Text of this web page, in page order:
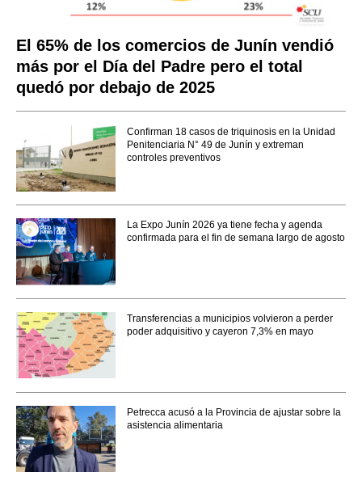
El 65% de los comercios de Junín vendió
más por el Día del Padre pero el total
quedó por debajo de 2025
Confirman 18 casos de triquinosis en la Unidad
Penitenciaria N° 49 de Junín y extreman
controles preventivos
La Expo Junín 2026 ya tiene fecha y agenda
confirmada para el fin de semana largo de agosto
Transferencias a municipios volvieron a perder
poder adquisitivo y cayeron 7,3% en mayo
Petrecca acusó a la Provincia de ajustar sobre la
asistencia alimentaria